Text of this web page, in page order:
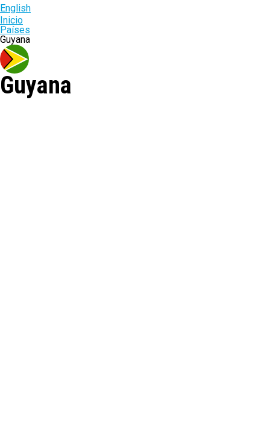
English
Ruta
de
navegación
Inicio
Países
Guyana
Guyana